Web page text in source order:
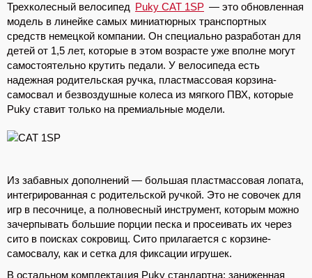
Трехколесный велосипед Puky CAT 1SP — это обновленная
модель в линейке самых миниатюрных транспортных
средств немецкой компании. Он специально разработан для
детей от 1,5 лет, которые в этом возрасте уже вполне могут
самостоятельно крутить педали. У велосипеда есть
надежная родительская ручка, пластмассовая корзина-
самосвал и безвоздушные колеса из мягкого ПВХ, которые
Puky ставит только на премиальные модели.
Из забавных дополнений — большая пластмассовая лопата,
интегрированная с родительской ручкой. Это не совочек для
игр в песочнице, а полновесный инструмент, которым можно
зачерпывать большие порции песка и просеивать их через
сито в поисках сокровищ. Сито прилагается с корзине-
самосвалу, как и сетка для фиксации игрушек.
В остальном комплектация Puky стандартна: заниженная